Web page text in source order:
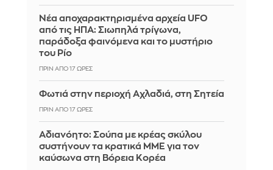
Νέα αποχαρακτηρισμένα αρχεία UFO
από τις ΗΠΑ: Σιωπηλά τρίγωνα,
παράδοξα φαινόμενα και το μυστήριο
του Ρίο
ΠΡΙΝ ΑΠΌ 17 ΏΡΕΣ
Φωτιά στην περιοχή Αχλαδιά, στη Σητεία
ΠΡΙΝ ΑΠΌ 17 ΏΡΕΣ
Αδιανόητο: Σούπα με κρέας σκύλου
συστήνουν τα κρατικά ΜΜΕ για τον
καύσωνα στη Βόρεια Κορέα